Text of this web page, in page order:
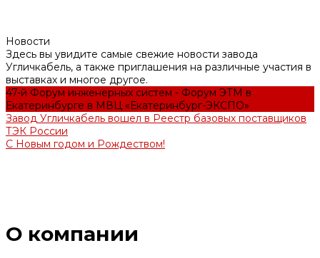
Новости
Здесь вы увидите самые свежие новости завода
Угличкабель, а также приглашения на различные участия в
выставках и многое другое.
47-й Форум инженерных систем - Форум ЭТМ в
Екатеринбурге в МВЦ «Екатеринбург-ЭКСПО»
Завод Угличкабель вошел в Реестр базовых поставщиков
ТЭК России
С Новым годом и Рождеством!
О компании